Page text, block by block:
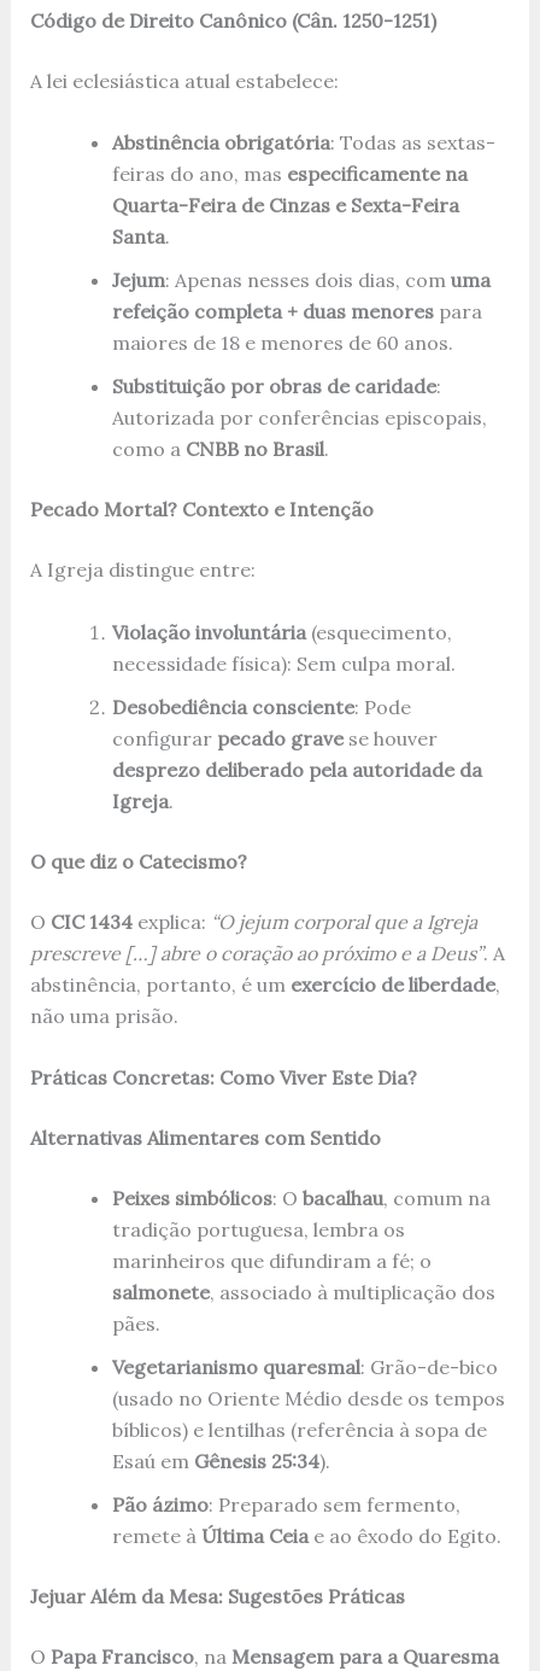
Código de Direito Canônico (Cân. 1250-1251)
A lei eclesiástica atual estabelece:
Abstinência obrigatória: Todas as sextas-
feiras do ano, mas especificamente na
Quarta-Feira de Cinzas e Sexta-Feira
Santa.
Jejum: Apenas nesses dois dias, com uma
refeição completa + duas menorespara
maiores de 18 e menores de 60 anos.
Substituição por obras de caridade:
Autorizada por conferências episcopais,
como a CNBB no Brasil.
Pecado Mortal? Contexto e Intenção
A Igreja distingue entre:
Violação involuntária(esquecimento,
necessidade física): Sem culpa moral.
Desobediência consciente: Pode
configurar pecado gravese houver
desprezo deliberado pela autoridade da
Igreja.
O que diz o Catecismo?
O CIC 1434explica: “O jejum corporal que a Igreja
prescreve […] abre o coração ao próximo e a Deus”. A
abstinência, portanto, é um exercício de liberdade,
não uma prisão.
Práticas Concretas: Como Viver Este Dia?
Alternativas Alimentares com Sentido
Peixes simbólicos: O bacalhau, comum na
tradição portuguesa, lembra os
marinheiros que difundiram a fé; o
salmonete, associado à multiplicação dos
pães.
Vegetarianismo quaresmal: Grão-de-bico
(usado no Oriente Médio desde os tempos
bíblicos) e lentilhas (referência à sopa de
Esaú em Gênesis 25:34).
Pão ázimo: Preparado sem fermento,
remete à Última Ceiae ao êxodo do Egito.
Jejuar Além da Mesa: Sugestões Práticas
O Papa Francisco, na Mensagem para a Quaresma